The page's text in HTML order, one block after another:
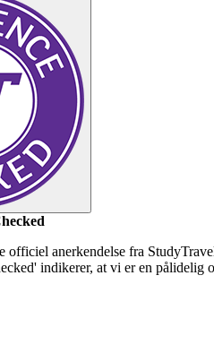
officiel anerkendelse fra
indikerer, at vi er en pålidelig